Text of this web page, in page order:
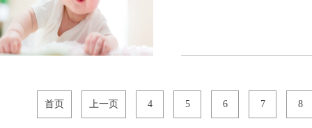
首页 上一页 4 5 6 7 8